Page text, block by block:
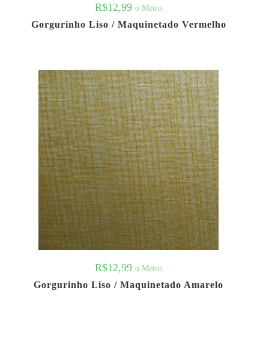
R$12,99 o Metro
Gorgurinho Liso / Maquinetado Vermelho
R$12,99 o Metro
Gorgurinho Liso / Maquinetado Amarelo